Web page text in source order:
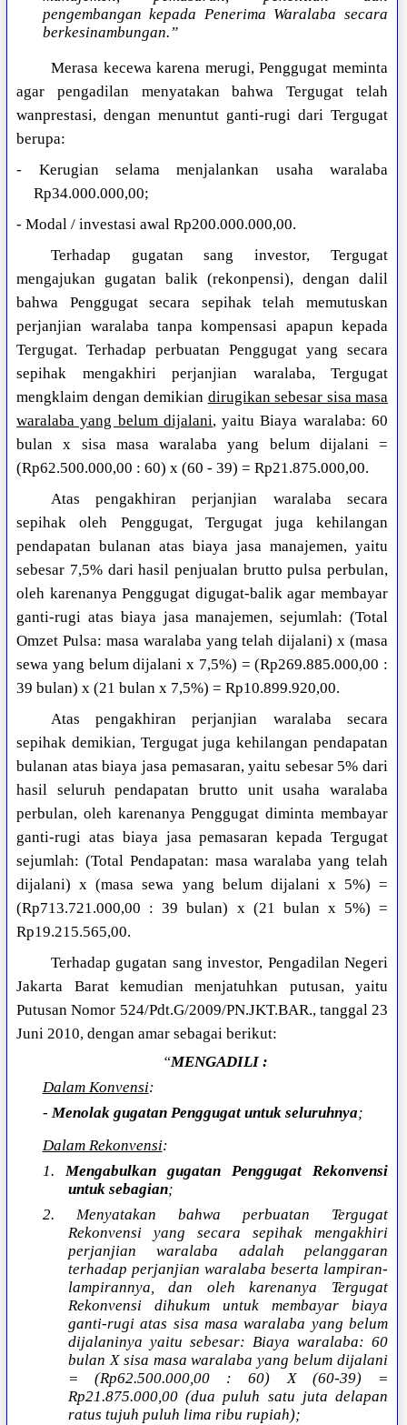
pengembangan kepada Penerima Waralaba secara
berkesinambungan.”
Merasa kecewa karena merugi, Penggugat meminta
agar pengadilan menyatakan bahwa Tergugat telah
wanprestasi, dengan menuntut ganti-rugi dari Tergugat
berupa:
- Kerugian selama menjalankan usaha waralaba
Rp34.000.000,00;
- Modal / investasi awal Rp200.000.000,00.
Terhadap gugatan sang investor, Tergugat
mengajukan gugatan balik (rekonpensi), dengan dalil
bahwa Penggugat secara sepihak telah memutuskan
perjanjian waralaba tanpa kompensasi apapun kepada
Tergugat. Terhadap perbuatan Penggugat yang secara
sepihak mengakhiri perjanjian waralaba, Tergugat
mengklaim dengan demikian dirugikan sebesar sisa masa
waralaba yang belum dijalani, yaitu Biaya waralaba: 60
bulan x sisa masa waralaba yang belum dijalani =
(Rp62.500.000,00 : 60) x (60 - 39) = Rp21.875.000,00.
Atas pengakhiran perjanjian waralaba secara
sepihak oleh Penggugat, Tergugat juga kehilangan
pendapatan bulanan atas biaya jasa manajemen, yaitu
sebesar 7,5% dari hasil penjualan brutto pulsa perbulan,
oleh karenanya Penggugat digugat-balik agar membayar
ganti-rugi atas biaya jasa manajemen, sejumlah: (Total
Omzet Pulsa: masa waralaba yang telah dijalani) x (masa
sewa yang belum dijalani x 7,5%) = (Rp269.885.000,00 :
39 bulan) x (21 bulan x 7,5%) = Rp10.899.920,00.
Atas pengakhiran perjanjian waralaba secara
sepihak demikian, Tergugat juga kehilangan pendapatan
bulanan atas biaya jasa pemasaran, yaitu sebesar 5% dari
hasil seluruh pendapatan brutto unit usaha waralaba
perbulan, oleh karenanya Penggugat diminta membayar
ganti-rugi atas biaya jasa pemasaran kepada Tergugat
sejumlah: (Total Pendapatan: masa waralaba yang telah
dijalani) x (masa sewa yang belum dijalani x 5%) =
(Rp713.721.000,00 : 39 bulan) x (21 bulan x 5%) =
Rp19.215.565,00.
Terhadap gugatan sang investor, Pengadilan Negeri
Jakarta Barat kemudian menjatuhkan putusan, yaitu
Putusan Nomor 524/Pdt.G/2009/PN.JKT.BAR., tanggal 23
Juni 2010, dengan amar sebagai berikut:
“MENGADILI :
Dalam Konvensi:
-Menolak gugatan Penggugat untuk seluruhnya;
Dalam Rekonvensi:
1.Mengabulkan gugatan Penggugat Rekonvensi
untuk sebagian;
2. Menyatakan bahwa perbuatan Tergugat
Rekonvensi yang secara sepihak mengakhiri
perjanjian waralaba adalah pelanggaran
terhadap perjanjian waralaba beserta lampiran-
lampirannya, dan oleh karenanya Tergugat
Rekonvensi dihukum untuk membayar biaya
ganti-rugi atas sisa masa waralaba yang belum
dijalaninya yaitu sebesar: Biaya waralaba: 60
bulan X sisa masa waralaba yang belum dijalani
= (Rp62.500.000,00 : 60) X (60-39) =
Rp21.875.000,00 (dua puluh satu juta delapan
ratus tujuh puluh lima ribu rupiah);